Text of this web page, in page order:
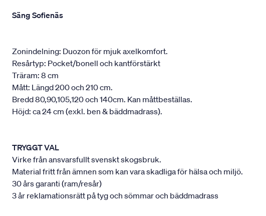
Säng Sofienäs
Zonindelning: Duozon för mjuk axelkomfort.
Resårtyp: Pocket/bonell och kantförstärkt
Träram: 8 cm
Mått: Längd 200 och 210 cm.
Bredd 80,90,105,120 och 140cm. Kan måttbeställas.
Höjd: ca 24 cm (exkl. ben & bäddmadrass).
TRYGGT VAL
Virke från ansvarsfullt svenskt skogsbruk.
Material fritt från ämnen som kan vara skadliga för hälsa och miljö.
30 års garanti (ram/resår)
3 år reklamationsrätt på tyg och sömmar och bäddmadrass